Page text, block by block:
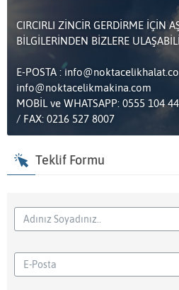
CIRCIRLI ZİNCİR GERDİRME İÇİN
BİLGİLERİNDEN BİZLERE
E-POSTA :
info@noktacelikmakina.com
MOBİL ve WHATSAPP: 0555 104
/ FAX: 0216 527 8007
Teklif Formu